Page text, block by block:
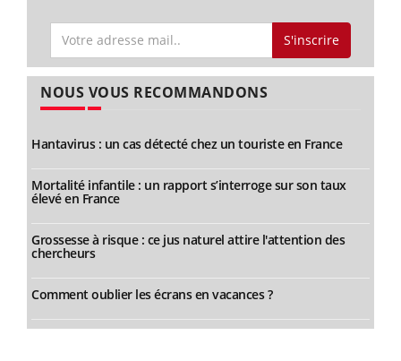
S'inscrire
NOUS VOUS RECOMMANDONS
Hantavirus : un cas détecté chez un touriste en France
Mortalité infantile : un rapport s’interroge sur son taux
élevé en France
Grossesse à risque : ce jus naturel attire l'attention des
chercheurs
Comment oublier les écrans en vacances ?